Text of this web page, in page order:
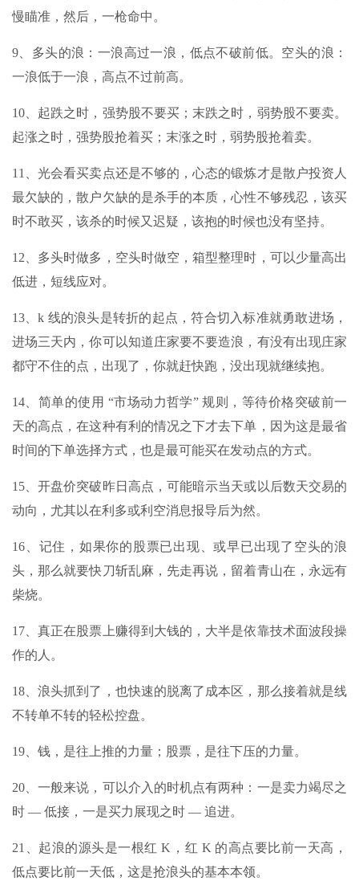
慢瞄准，然后，一枪命中。
9、多头的浪：一浪高过一浪，低点不破前低。空头的浪：
一浪低于一浪，高点不过前高。
10、起跌之时，强势股不要买；末跌之时，弱势股不要卖。
起涨之时，强势股抢着买；末涨之时，弱势股抢着卖。
11、光会看买卖点还是不够的，心态的锻炼才是散户投资人
最欠缺的，散户欠缺的是杀手的本质，心性不够残忍，该买
时不敢买，该杀的时候又迟疑，该抱的时候也没有坚持。
12、多头时做多，空头时做空，箱型整理时，可以少量高出
低进，短线应对。
13、k 线的浪头是转折的起点，符合切入标准就勇敢进场，
进场三天内，你可以知道庄家要不要造浪，有没有出现庄家
都守不住的点，出现了，你就赶快跑，没出现就继续抱。
14、简单的使用 “市场动力哲学” 规则，等待价格突破前一
天的高点，在这种有利的情况之下才去下单，因为这是最省
时间的下单选择方式，也是最可能买在发动点的方式。
15、开盘价突破昨日高点，可能暗示当天或以后数天交易的
动向，尤其以在利多或利空消息报导后为然。
16、记住，如果你的股票已出现、或早已出现了空头的浪
头，那么就要快刀斩乱麻，先走再说，留着青山在，永远有
柴烧。
17、真正在股票上赚得到大钱的，大半是依靠技术面波段操
作的人。
18、浪头抓到了，也快速的脱离了成本区，那么接着就是线
不转单不转的轻松控盘。
19、钱，是往上推的力量；股票，是往下压的力量。
20、一般来说，可以介入的时机点有两种：一是卖力竭尽之
时 — 低接，一是买力展现之时 — 追进。
21、起浪的源头是一根红 K，红 K 的高点要比前一天高，
低点要比前一天低，这是抢浪头的基本本领。